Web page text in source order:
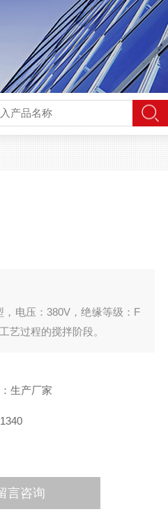
电压：380V，绝缘等级：F
艺过程的搅拌阶段。
生产厂家
言咨询